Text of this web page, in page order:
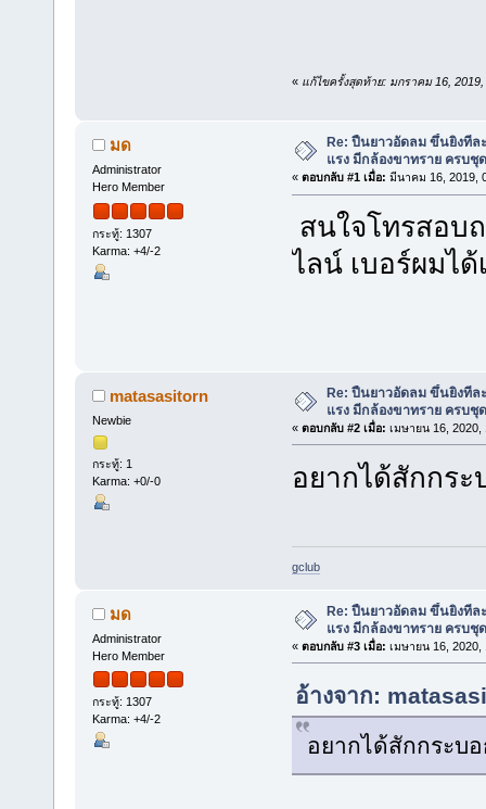
« แก้ไขครั้งสุดท้าย: มกราคม 16,
มด
Administrator
Hero Member
กระทู้: 1307
Karma: +4/-2
Re: ปืนยาวอัดลม ขึ้นยิงทีล
แรง มีกล้องขาทราย ครบชุด
« ตอบกลับ #1 เมื่อ: มีนาคม 16, 2019,
สนใจโทรสอบ
ไลน์ เบอร์ผมไ
matasasitorn
Newbie
กระทู้: 1
Karma: +0/-0
Re: ปืนยาวอัดลม ขึ้นยิงทีล
แรง มีกล้องขาทราย ครบชุด
« ตอบกลับ #2 เมื่อ: เมษายน 16, 2020,
อยากได้สักกร
gclub
มด
Administrator
Hero Member
กระทู้: 1307
Karma: +4/-2
Re: ปืนยาวอัดลม ขึ้นยิงทีล
แรง มีกล้องขาทราย ครบชุด
« ตอบกลับ #3 เมื่อ: เมษายน 16, 2020,
อ้างจาก:
อยากได้สักกระบ